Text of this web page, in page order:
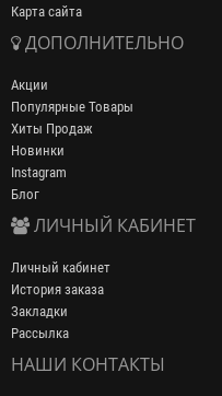
Карта сайта
ДОПОЛНИТЕЛЬНО
Акции
Популярные Товары
Хиты Продаж
Новинки
Instagram
Блог
ЛИЧНЫЙ КАБИНЕТ
Личный кабинет
История заказа
Закладки
Рассылка
НАШИ КОНТАКТЫ